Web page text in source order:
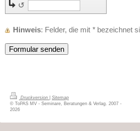
↺
Hinweis : Felder, die mit * bezeichnet
Druckversion
Sitemap
© ToPAS MV - Seminare, Beratungen & Verlag. 2007 -
2026